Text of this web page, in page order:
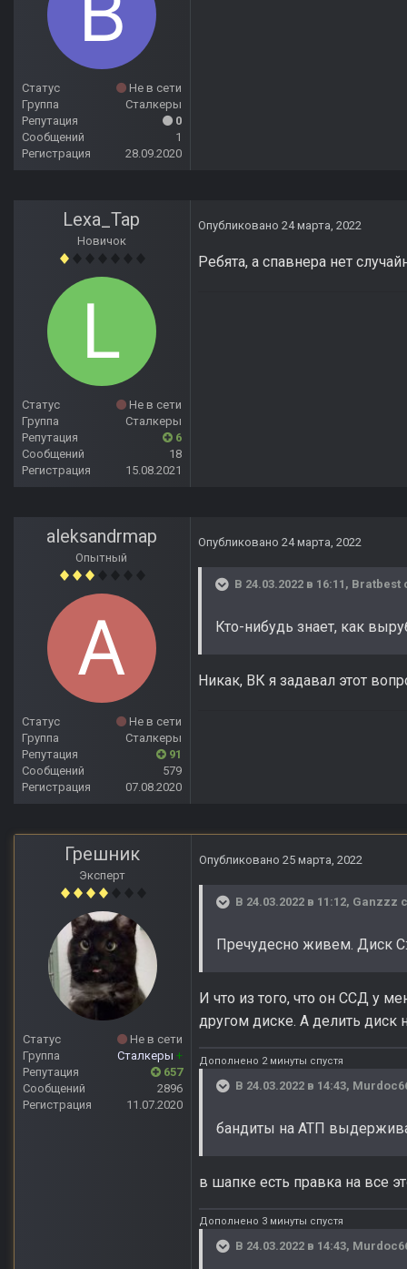
Статус
Не в сети
Группа
Сталкеры
Репутация
0
Сообщений
1
Регистрация
28.09.2020
Lexa_Tap
Новичок
Статус
Не в сети
Группа
Сталкеры
Репутация
6
Сообщений
18
Регистрация
15.08.2021
Опубликовано 24 марта, 2022
Ребята, а спавнера нет
aleksandrmap
Опытный
Статус
Не в сети
Группа
Сталкеры
Репутация
91
Сообщений
579
Регистрация
07.08.2020
Опубликовано 24 марта, 2022
В 24.03.2022 в 16:11, Bratbest
Кто-нибудь знает, как
Никак, ВК я задавал этот
Грешник
Эксперт
Статус
Не в сети
Группа
Сталкеры +
Репутация
657
Сообщений
2896
Регистрация
11.07.2020
Опубликовано 25 марта, 2022
В 24.03.2022 в 11:12, Ganzzz
Пречудесно живем. Диск
И что из того, что он ССД у
другом диске. А делить диск
Дополнено 2 минуты спустя
В 24.03.2022 в 14:43,
бандиты на АТП
в шапке есть правка на все
Дополнено 3 минуты спустя
В 24.03.2022 в 14:43,